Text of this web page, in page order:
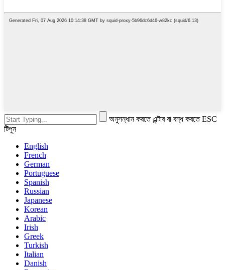
অনুসন্ধান করতে এন্টার বা বন্ধ করতে ESC
টিপুন
English
French
German
Portuguese
Spanish
Russian
Japanese
Korean
Arabic
Irish
Greek
Turkish
Italian
Danish